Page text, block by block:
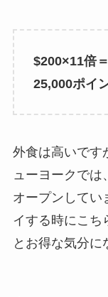
$200×11倍
25,000ポイ
外食は高いです
ューヨークでは
オープンしてい
イする時にこち
とお得な気分に